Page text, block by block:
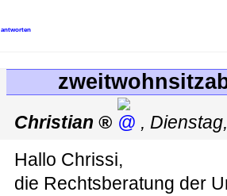
antworten
Christian ,
Hallo Chrissi,
die Rechtsberatung der